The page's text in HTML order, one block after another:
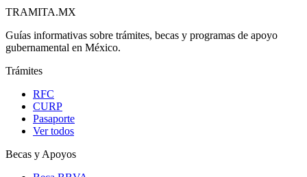
TRAMITA.MX
Guías informativas sobre trámites, becas y programas de apoyo
gubernamental en México.
Trámites
RFC
CURP
Pasaporte
Ver todos
Becas y Apoyos